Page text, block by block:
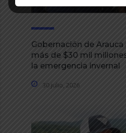
Gobernación de
más de $30 mil
la emergencia invernal
30 julio, 2026